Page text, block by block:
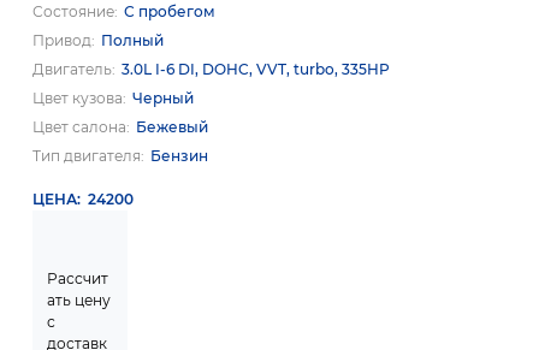
Состояние С пробегом
Привод
Полный
Двигатель 3.0L I-6 DI, DOHC, VVT, turbo, 335HP
Цвет кузова Черный
Цвет салона
Бежевый
Тип двигателя
Бензин
ЦЕНА 24200
Рассчит
ать цену
с
доставк